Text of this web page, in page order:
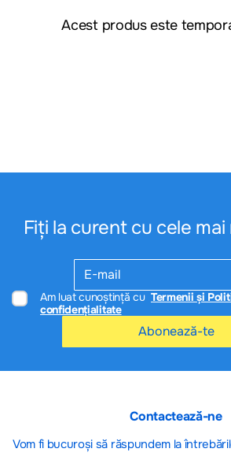
Acest produs este
Fiți la curent cu cele mai
Am luat cunoștință cu Termenii și
confidențialitate
Abonează-te
Contactează-ne
Vom fi bucuroși să răspundem la